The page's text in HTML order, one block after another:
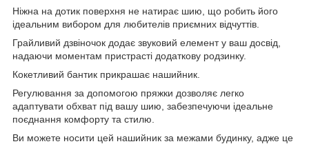
Ніжна на дотик поверхня не натирає шию, що робить його
ідеальним вибором для любителів приємних відчуттів.
Грайливий дзвіночок додає звуковий елемент у ваш досвід,
надаючи моментам пристрасті додаткову родзинку.
Кокетливий бантик прикрашає нашийник.
Регулювання за допомогою пряжки дозволяє легко
адаптувати обхват під вашу шию, забезпечуючи ідеальне
поєднання комфорту та стилю.
Ви можете носити цей нашийник за межами будинку, адже це